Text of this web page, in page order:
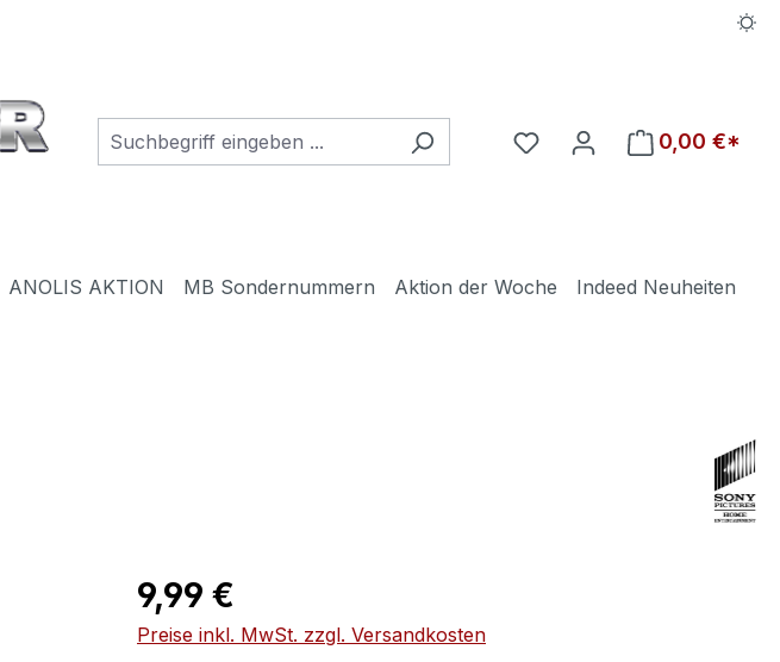
Du hast 0 Produkte auf
0,00 €*
ANOLIS AKTION MB Sondernummern Aktion der Woche
Indeed Neuheiten
Regulärer Preis:
9,99 €
Preise inkl. MwSt. zzgl. Versandkosten